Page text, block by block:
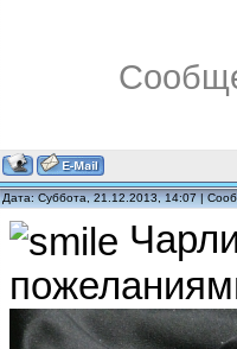
Дата: Суббота, 21.12.2013, 14:07 |